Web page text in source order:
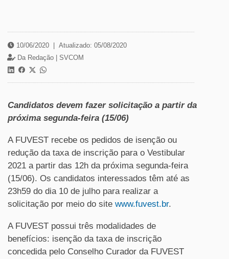
10/06/2020
Atualizado: 05/08/2020
Da Redação | SVCOM
Candidatos devem fazer solicitação a partir da
próxima segunda-feira (15/06)
A FUVEST recebe os pedidos de isenção ou
redução da taxa de inscrição para o Vestibular
2021 a partir das 12h da próxima segunda-feira
(15/06). Os candidatos interessados têm até as
23h59 do dia 10 de julho para realizar a
solicitação por meio do site www.fuvest.br.
A FUVEST possui três modalidades de
benefícios: isenção da taxa de inscrição
concedida pelo Conselho Curador da FUVEST